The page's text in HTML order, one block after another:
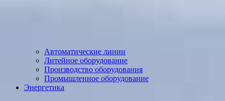
Автоматические линии
Литейное оборудование
Производство оборудования
Промышленное оборудование
Энергетика